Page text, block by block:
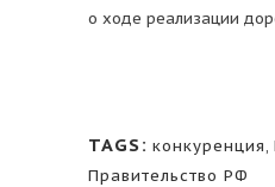
о ходе реализации
TAGS: конкуренция,
Правительство РФ